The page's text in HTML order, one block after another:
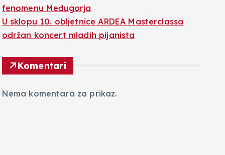
fenomenu Međugorja
U sklopu 10. obljetnice ARDEA Masterclassa
održan koncert mladih pijanista
Komentari
Nema komentara za prikaz.